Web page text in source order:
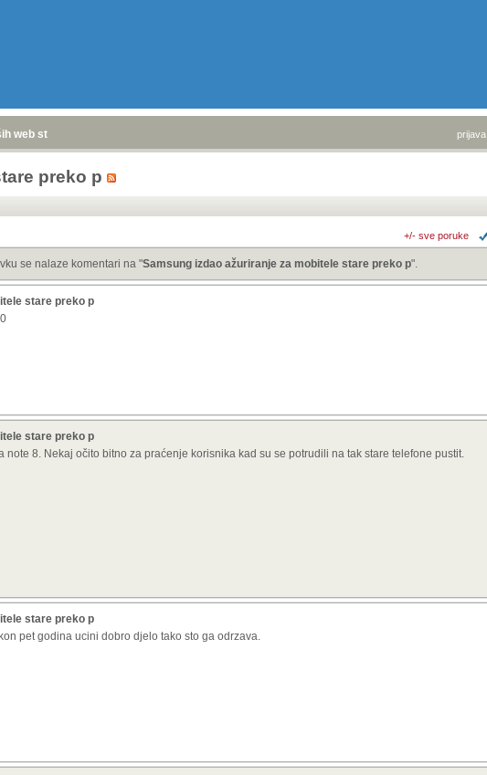
web stranica prijava
preko p
+/- sve poruke
se nalaze komentari na "Samsung izdao ažuriranje za mobitele stare preko p".
stare preko p
stare preko p
note 8. Nekaj očito bitno za praćenje korisnika kad su se potrudili na tak stare telefone pustit.
stare preko p
pet godina ucini dobro djelo tako sto ga odrzava.